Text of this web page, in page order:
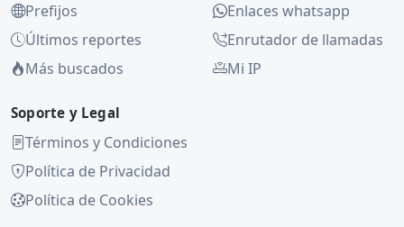
Prefijos
Últimos reportes
Más buscados
Enlaces whatsapp
Enrutador de llamadas
Mi IP
Soporte y Legal
Términos y Condiciones
Política de Privacidad
Política de Cookies